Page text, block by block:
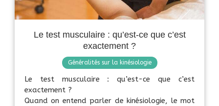
Le test musculaire : qu’est-ce que c’est
exactement ?
Généralités sur la kinésiologie
Le test musculaire : qu’est-ce que c’est
exactement ?
Quand on entend parler de kinésiologie, le mot